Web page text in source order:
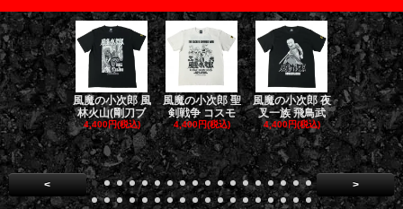
風魔の小次郎 風
林火山(剛刀ブ
4,400円(税込)
風魔の小次郎 聖
剣戦争 コスモ
4,400円(税込)
風魔の小次郎 夜
叉一族 飛鳥武
4,400円(税込)
風魔の小次
魔一族 竜
4,400円(税
< >